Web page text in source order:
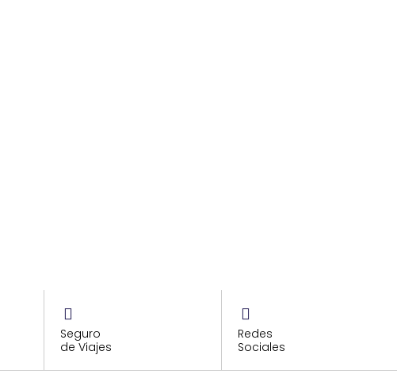
Seguro
de Viajes
Redes
Sociales